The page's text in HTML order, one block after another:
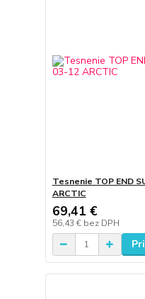
Tesnenie TOP END
ARCTIC
69,41 €
56,43 € bez DPH